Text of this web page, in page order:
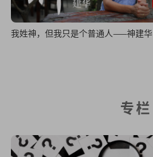
我姓神，但我只是个普通人——神建华
专栏